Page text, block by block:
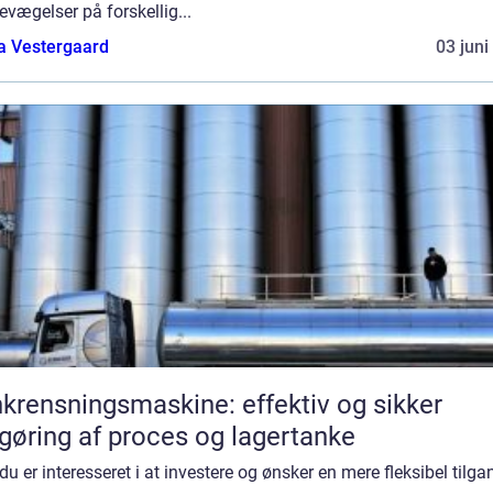
på forskellig...
Vestergaard
03 juni
effektiv og sikker
af proces og lagertanke
er interesseret i at investere og ønsker en mere fleksibel